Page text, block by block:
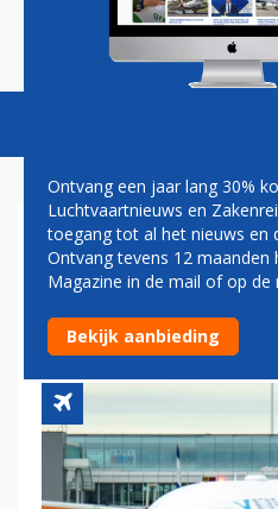
Magazine
KLM EN
BREIDEN
UIT
Ontvang een jaar lang 30%
Luchtvaartnieuws en
toegang tot al het nieuws en
Ontvang tevens 12 maanden
Magazine in de mail of op de
Bekijk aanbieding